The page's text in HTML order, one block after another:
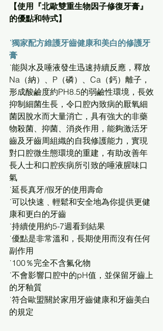
【使用『北歐雙重生物因子修復牙膏』
的優點和特式】
˙獨家配方維護牙齒健康和美白的修護牙
膏
˙能與水及唾液發生迅速持續反應，釋放
Na（納）、P（磷）、Ca（鈣）離子，
形成酸鹼度約PH8.5的弱鹼性環境，長效
抑制細菌生長，令口腔內致病的厭氧細
菌因脫水而大量消亡，具有強大的非藥
物殺菌、抑菌、消炎作用，能夠激活牙
齒及牙齒周組織的自我修護能力，實現
對口腔微生態環境的重建，有助改善年
長人士和口腔疾病所引致的唾液腥味口
氣
˙延長真牙/假牙的使用壽命
˙可以快速﹑輕鬆和安全地為你提供更健
康和更白的牙齒
˙持續使用約5-7週看到結果
˙優點是非常溫和，長期使用而沒有任何
副作用
˙100％完全不含氟化物
˙不會影響口腔中的pH值，並保留牙齒上
的牙釉質
˙符合歐盟關於家用牙齒健康和牙齒美白
的規定